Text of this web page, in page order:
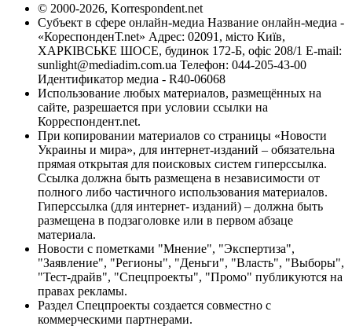
© 2000-2026, Korrespondent.net
Субъект в сфере онлайн-медиа Название онлайн-медиа -
«КореспонденТ.net» Адрес: 02091, місто Київ,
ХАРКІВСЬКЕ ШОСЕ, будинок 172-Б, офіс 208/1 E-mail:
sunlight@mediadim.com.ua Телефон: 044-205-43-00
Идентификатор медиа - R40-06068
Использование любых материалов, размещённых на
сайте, разрешается при условии ссылки на
Корреспондент.net.
При копировании материалов со страницы «Новости
Украины и мира», для интернет-изданий – обязательна
прямая открытая для поисковых систем гиперссылка.
Ссылка должна быть размещена в независимости от
полного либо частичного использования материалов.
Гиперссылка (для интернет- изданий) – должна быть
размещена в подзаголовке или в первом абзаце
материала.
Новости с пометками "Мнение", "Экспертиза",
"Заявление", "Регионы", "Деньги", "Власть", "Выборы",
"Тест-драйв", "Спецпроекты", "Промо" публикуются на
правах рекламы.
Раздел Спецпроекты создается совместно с
коммерческими партнерами.